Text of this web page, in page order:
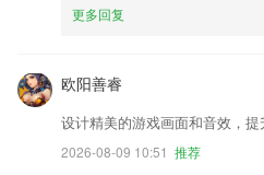
更多回复
欧阳善睿
设计精美的游戏画面和音效，提
2026-08-09 10:51 推荐